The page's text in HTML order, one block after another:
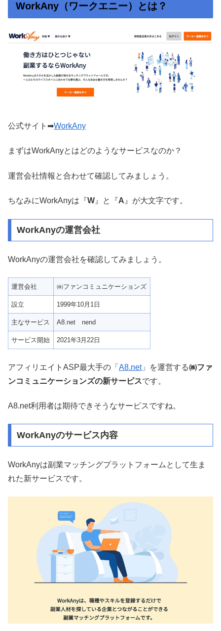
WorkAny（ワークエニー）とは？
公式サイト➡WorkAny
まずはWorkAnyとはどのようなサービスなのか？
運営会社情報と合わせて確認してみましょう。
ちなみにWorkAnyは『W 』と『A 』が大文字です。
WorkAnyの運営会社
WorkAnyの運営会社を確認してみましょう。
運営会社 ㈱ファンコミュニケーションズ
設立 1999年10月1日
主なサービス A8.net nend
サービス開始 2021年3月22日
アフィリエイトASP最大手の「 A8.net」を運営する㈱ファ
ンコミュニケーションズの新サービスです。
A8.net利用者は期待できそうなサービスですね。
WorkAnyのサービス内容
WorkAnyは副業マッチングプラットフォームとして生ま
れた新サービスです。